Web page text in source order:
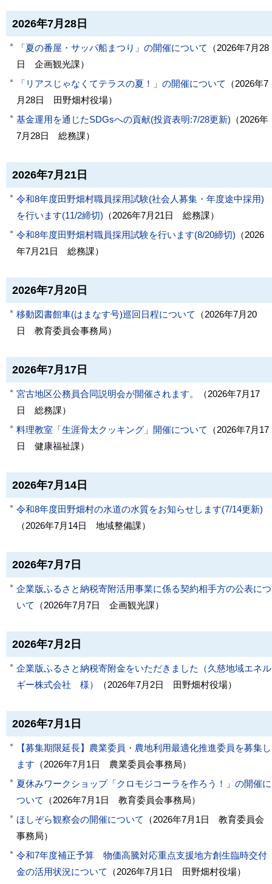
2026年7月28日
「夏の番屋・サッパ船まつり」の開催について （2026年7月28
日
企画観光課）
「リアスじゃなくてテラスの夏！」の開催について
（2026年7
月28日
田野畑村役場）
基金運用を通じたSDGsへの貢献(投資表明:7/28更新) （2026年
7月28日
総務課）
2026年7月21日
令和8年度田野畑村職員採用試験(社会人募集・年度途中採用)
を行います(11/2締切) （2026年7月21日 総務課）
令和8年度田野畑村職員採用試験を行います(8/20締切) （2026
年7月21日
総務課）
2026年7月20日
移動図書館車(はまなす号)巡回日程について （2026年7月20
日
教育委員会事務局）
2026年7月17日
宮古地区公務員合同説明会が開催されます。 （2026年7月17
日
総務課）
料理教室「生涯骨太クッキング」開催について
（2026年7月17
日
健康福祉課）
2026年7月14日
令和8年度田野畑村の水道の水質をお知らせします(7/14更新)
（2026年7月14日 地域整備課）
2026年7月7日
企業版ふるさと納税寄附活用事業に係る契約相手方の公表につ
いて
（2026年7月7日 企画観光課）
2026年7月2日
企業版ふるさと納税寄附金をいただきました（久慈地域エネル
ギー株式会社 様）
（2026年7月2日 田野畑村役場）
2026年7月1日
【募集期限延長】農業委員・農地利用最適化推進委員を募集し
ます （2026年7月1日 農業委員会事務局）
夏休みワークショップ「クロモジコーラを作ろう！」の開催に
ついて
（2026年7月1日 教育委員会事務局）
ほしぞら観察会の開催について
（2026年7月1日
教育委員会
事務局）
令和7年度補正予算 物価高騰対応重点支援地方創生臨時交付
金の活用状況について
（2026年7月1日 田野畑村役場）